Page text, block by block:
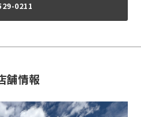
0211
舗情報